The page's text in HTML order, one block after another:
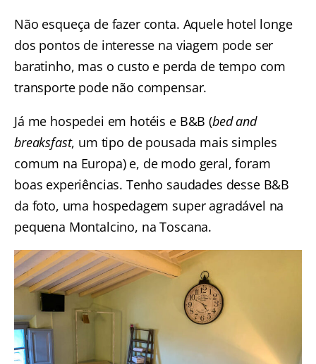
Não esqueça de fazer conta. Aquele hotel longe
dos pontos de interesse na viagem pode ser
baratinho, mas o custo e perda de tempo com
transporte pode não compensar.
Já me hospedei em hotéis e B&B (bed and
breaksfast, um tipo de pousada mais simples
comum na Europa) e, de modo geral, foram
boas experiências. Tenho saudades desse B&B
da foto, uma hospedagem super agradável na
pequena Montalcino, na Toscana.